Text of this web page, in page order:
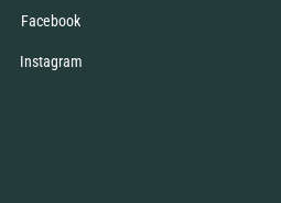
Facebook
Instagram